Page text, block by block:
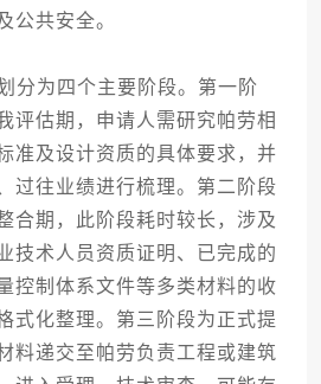
公共安全。
为四个主要阶段。第一阶
评估期，申请人需研究帕劳相
准及设计资质的具体要求，并
过往业绩进行梳理。第二阶段
合期，此阶段耗时较长，涉及
技术人员资质证明、已完成的
控制体系文件等多类材料的收
式化整理。第三阶段为正式提
料递交至帕劳负责工程或建筑